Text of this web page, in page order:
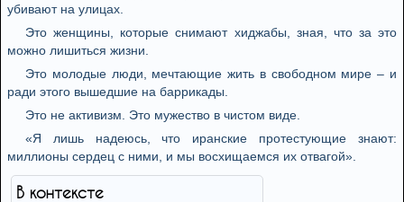
убивают на улицах.
Это женщины, которые снимают хиджабы, зная, что за это
можно лишиться жизни.
Это молодые люди, мечтающие жить в свободном мире – и
ради этого вышедшие на баррикады.
Это не активизм. Это мужество в чистом виде.
«Я лишь надеюсь, что иранские протестующие знают:
миллионы сердец с ними, и мы восхищаемся их отвагой».
В контексте